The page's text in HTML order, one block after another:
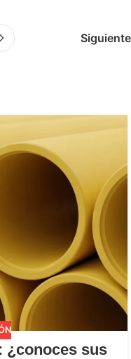
Siguiente
¿conoces sus